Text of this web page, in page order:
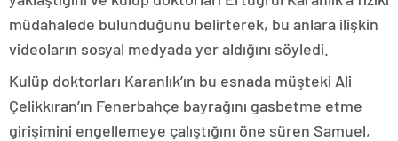
müdahalede bulunduğunu belirterek, bu anlara ilişkin
videoların sosyal medyada yer aldığını söyledi.
Kulüp doktorları Karanlık’ın bu esnada müşteki Ali
Çelikkıran’ın Fenerbahçe bayrağını gasbetme etme
girişimini engellemeye çalıştığını öne süren Samuel,